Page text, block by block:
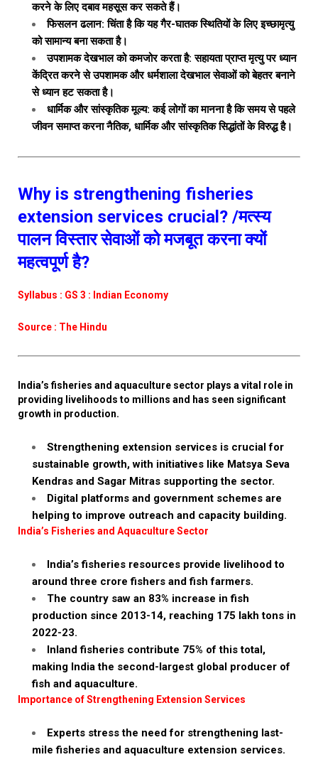
करने के लिए दबाव महसूस कर सकते हैं।
फिसलन ढलान: चिंता है कि यह गैर-घातक स्थितियों के लिए इच्छामृत्यु
को सामान्य बना सकता है।
उपशामक देखभाल को कमजोर करता है: सहायता प्राप्त मृत्यु पर ध्यान
केंद्रित करने से उपशामक और धर्मशाला देखभाल सेवाओं को बेहतर बनाने
से ध्यान हट सकता है।
धार्मिक और सांस्कृतिक मूल्य: कई लोगों का मानना ​​है कि समय से पहले
जीवन समाप्त करना नैतिक, धार्मिक और सांस्कृतिक सिद्धांतों के विरुद्ध है।
Why is strengthening fisheries
extension services crucial? /मत्स्य
पालन विस्तार सेवाओं को मजबूत करना क्यों
महत्वपूर्ण है?
Syllabus : GS 3 : Indian Economy
Source : The Hindu
India’s fisheries and aquaculture sector plays a vital role in
providing livelihoods to millions and has seen significant
growth in production.
Strengthening extension services is crucial for
sustainable growth, with initiatives like Matsya Seva
Kendras and Sagar Mitras supporting the sector.
Digital platforms and government schemes are
helping to improve outreach and capacity building.
India’s Fisheries and Aquaculture Sector
India’s fisheries resources provide livelihood to
around three crore fishers and fish farmers.
The country saw an 83% increase in fish
production since 2013-14, reaching 175 lakh tons in
2022-23.
Inland fisheries contribute 75% of this total,
making India the second-largest global producer of
fish and aquaculture.
Importance of Strengthening Extension Services
Experts stress the need for strengthening last-
mile fisheries and aquaculture extension services.